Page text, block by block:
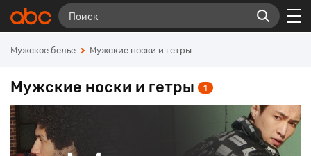
Мужское белье Мужские носки и гетры
Мужские носки и гетры 1